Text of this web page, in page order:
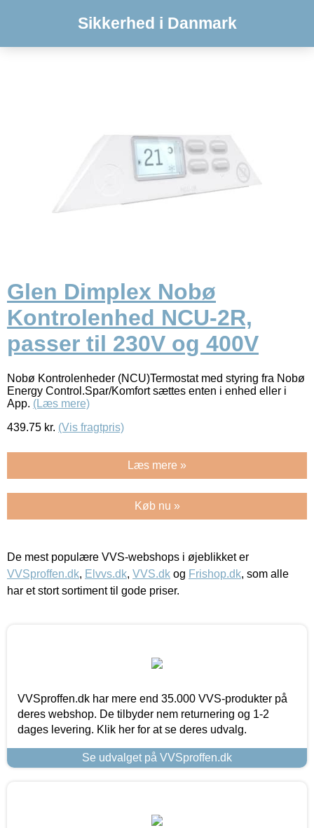
Sikkerhed i Danmark
Glen Dimplex Nobø
Kontrolenhed NCU-2R,
passer til 230V og 400V
Nobø Kontrolenheder (NCU)Termostat med styring fra Nobø
Energy Control.Spar/Komfort sættes enten i enhed eller i
App. (Læs mere)
439.75 kr. (Vis fragtpris)
Læs mere »
Køb nu »
De mest populære VVS-webshops i øjeblikket er
VVSproffen.dk, Elvvs.dk, VVS.dk og Frishop.dk, som alle
har et stort sortiment til gode priser.
VVSproffen.dk har mere end 35.000 VVS-produkter på
deres webshop. De tilbyder nem returnering og 1-2
dages levering. Klik her for at se deres udvalg.
Se udvalget på VVSproffen.dk